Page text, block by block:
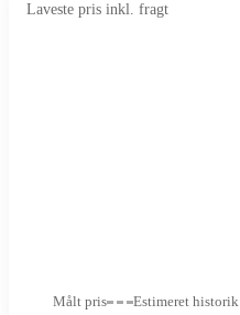
Laveste pris inkl. fragt
Målt pris Estimeret historik